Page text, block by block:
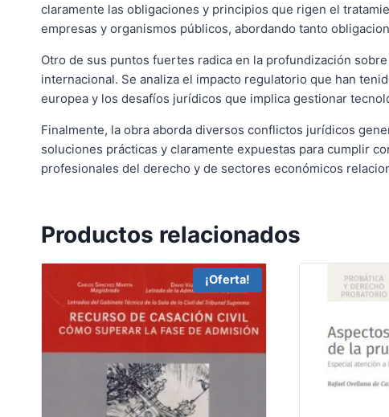
claramente las obligaciones y principios que rigen el
empresas y organismos públicos, abordando tanto
Otro de sus puntos fuertes radica en la profundización
internacional. Se analiza el impacto regulatorio que han
europea y los desafíos jurídicos que implica gestionar
Finalmente, la obra aborda diversos conflictos jurídicos
soluciones prácticas y claramente expuestas para cumplir
profesionales del derecho y de sectores económicos
Productos relacionados
¡Oferta!